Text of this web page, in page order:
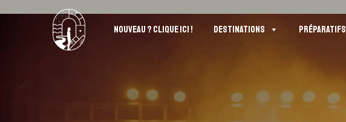
NOUVEAU ? CLIQUE ICI ! DESTINATIONS PRÉPARATIFS